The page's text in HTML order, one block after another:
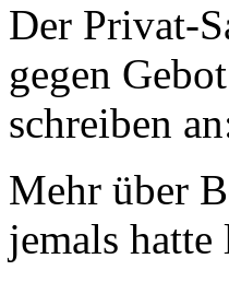
Der Privat-
gegen
schreiben
Mehr über
jemals hatte